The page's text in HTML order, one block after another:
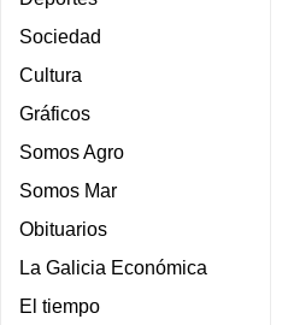
Sociedad
Cultura
Gráficos
Somos Agro
Somos Mar
Obituarios
La Galicia Económica
El tiempo